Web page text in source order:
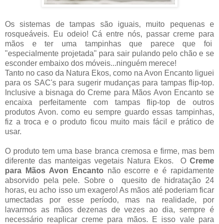
Os sistemas de tampas são iguais, muito pequenas e
rosqueáveis. Eu odeio! Cá entre nós, passar creme para
mãos e ter uma tampinhas que parece que foi
"especialmente projetada" para sair pulando pelo chão e se
esconder embaixo dos móveis...ninguém merece!
Tanto no caso da Natura Ekos, como na Avon Encanto liguei
para os SAC's para sugerir mudanças para tampas flip-top.
Inclusive a bisnaga do Creme para Mãos Avon Encanto se
encaixa perfeitamente com tampas flip-top de outros
produtos Avon. como eu sempre guardo essas tampinhas,
fiz a troca e o produto ficou muito mais fácil e prático de
usar.
O produto tem uma base branca cremosa e firme, mas bem
diferente das manteigas vegetais Natura Ekos. O Creme
para Mãos Avon Encanto não escorre e é rapidamente
absorvido pela pele. Sobre o quesito de hidratação 24
horas, eu acho isso um exagero! As mãos até poderiam ficar
umectadas por esse período, mas na realidade, por
lavarmos as mãos dezenas de vezes ao dia, sempre é
necessário reaplicar creme para mãos. E isso vale para